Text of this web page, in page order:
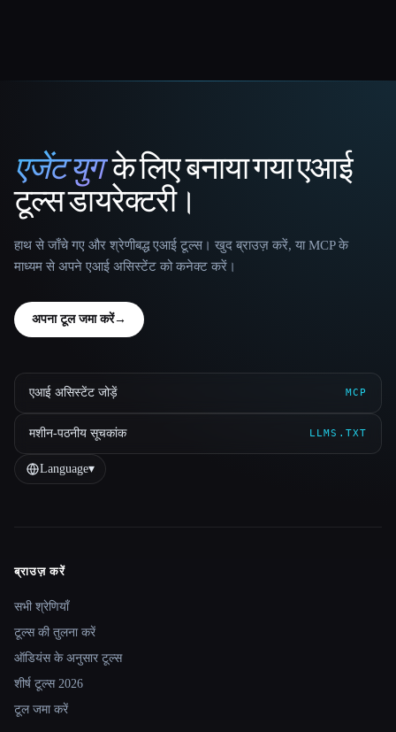
That AI Collection
एजेंट युगके लिए बनाया गया एआई
टूल्स डायरेक्टरी।
हाथ से जाँचे गए और श्रेणीबद्ध एआई टूल्स। खुद ब्राउज़ करें, या MCP के
माध्यम से अपने एआई असिस्टेंट को कनेक्ट करें।
अपना टूल जमा करें→
एआई असिस्टेंट जोड़ें MCP
मशीन-पठनीय सूचकांक LLMS.TXT
Language▾
Site navigation
ब्राउज़ करें
सभी श्रेणियाँ
टूल्स की तुलना करें
ऑडियंस के अनुसार टूल्स
शीर्ष टूल्स 2026
टूल जमा करें